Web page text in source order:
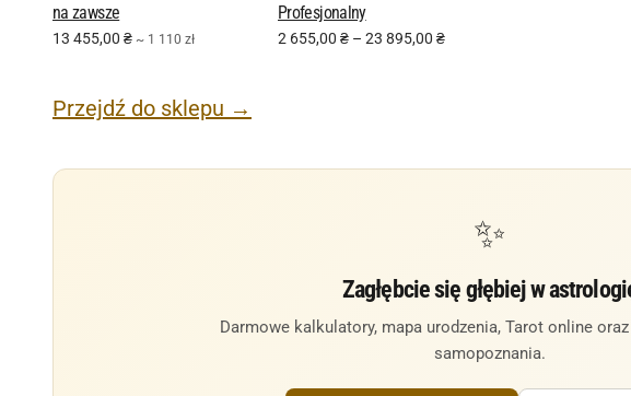
na zawsze
13 455,00 ₴ ~ 1 110 zł
Profesjonalny
2 655,00 ₴ – 23 895,00 ₴
Przejdź do sklepu →
✨
Zagłębcie się głębiej w
Darmowe kalkulatory, mapa urodzenia, Tarot online
samopoznania.